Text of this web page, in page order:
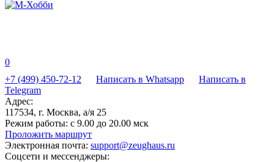
0
+7 (499) 450-72-12
Написать в Whatsapp
Написать в
Telegram
Адрес:
117534, г. Москва, а/я 25
Режим работы: с 9.00 до 20.00 мск
Проложить маршрут
Электронная почта: support@zeughaus.ru
Соцсети и мессенджеры: